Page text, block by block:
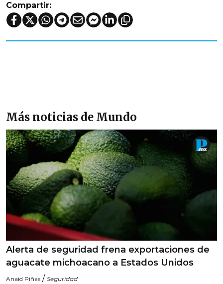
Compartir:
Más noticias de Mundo
Alerta de seguridad frena exportaciones de
aguacate michoacano a Estados Unidos
Anaid Piñas / Seguridad